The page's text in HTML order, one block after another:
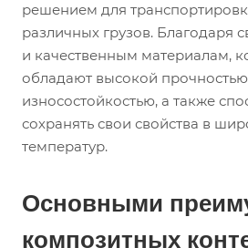
решением для
различных грузов. Благодаря
и качественным материалам,
обладают высокой
износостойкостью, а также
сохранять свои свойства в
температур.
Основными
композитных